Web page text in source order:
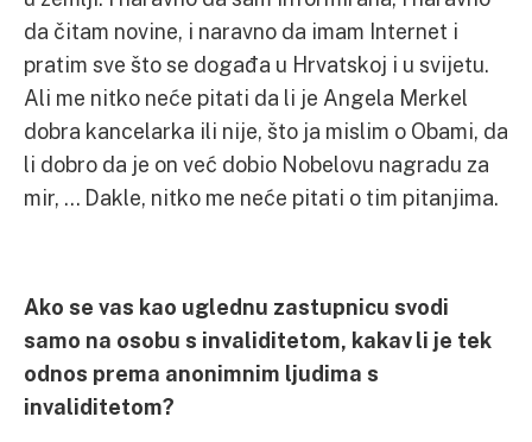
da čitam novine, i naravno da imam Internet i
pratim sve što se događa u Hrvatskoj i u svijetu.
Ali me nitko neće pitati da li je Angela Merkel
dobra kancelarka ili nije, što ja mislim o Obami, da
li dobro da je on već dobio Nobelovu nagradu za
mir, … Dakle, nitko me neće pitati o tim pitanjima.
Ako se vas kao uglednu zastupnicu svodi
samo na osobu s invaliditetom, kakav li je tek
odnos prema anonimnim ljudima s
invaliditetom?